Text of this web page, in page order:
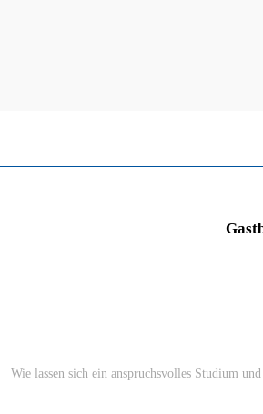
Wie lassen sich ein anspruchsvolles Studium